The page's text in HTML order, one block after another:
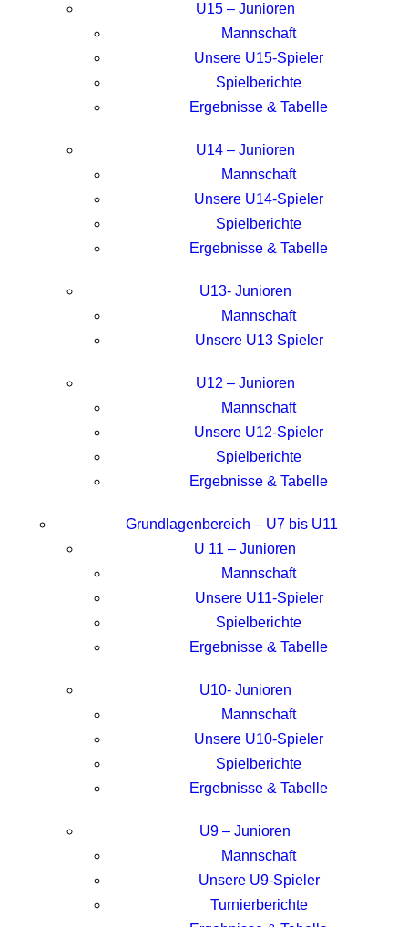
U15 – Junioren
Mannschaft
Unsere U15-Spieler
Spielberichte
Ergebnisse & Tabelle
U14 – Junioren
Mannschaft
Unsere U14-Spieler
Spielberichte
Ergebnisse & Tabelle
U13- Junioren
Mannschaft
Unsere U13 Spieler
U12 – Junioren
Mannschaft
Unsere U12-Spieler
Spielberichte
Ergebnisse & Tabelle
Grundlagenbereich – U7 bis U11
U 11 – Junioren
Mannschaft
Unsere U11-Spieler
Spielberichte
Ergebnisse & Tabelle
U10- Junioren
Mannschaft
Unsere U10-Spieler
Spielberichte
Ergebnisse & Tabelle
U9 – Junioren
Mannschaft
Unsere U9-Spieler
Turnierberichte